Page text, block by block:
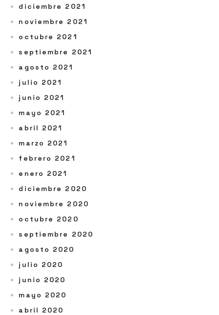
diciembre 2021
noviembre 2021
octubre 2021
septiembre 2021
agosto 2021
julio 2021
junio 2021
mayo 2021
abril 2021
marzo 2021
febrero 2021
enero 2021
diciembre 2020
noviembre 2020
octubre 2020
septiembre 2020
agosto 2020
julio 2020
junio 2020
mayo 2020
abril 2020